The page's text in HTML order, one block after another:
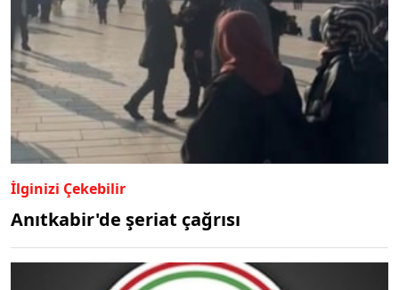
İlginizi Çekebilir
Anıtkabir'de şeriat çağrısı